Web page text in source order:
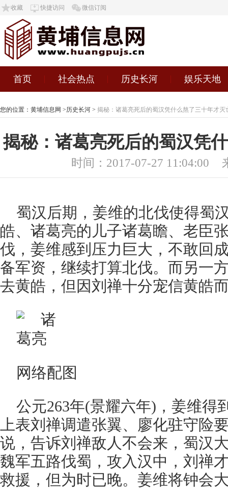
收藏 快捷访问 微信订阅
首页 社会热点 历史长河 娱乐天地
您的位置： 黄埔信息网 >历史长河 > 揭秘：诸葛亮死后的蜀汉凭什么熬了三十年才灭
揭秘：诸葛亮死后的蜀汉凭
时间：2017-07-27 11:04:00
蜀汉后期，姜维的北伐使得蜀
皓、诸葛亮的儿子诸葛瞻、老臣
伐，姜维感到压力巨大，不敢回
备军资，继续打算北伐。而另一
去黄皓，但因刘禅十分宠信黄皓
网络配图
公元263年(景耀六年)，姜维得
上表刘禅调遣张翼、廖化驻守险
说，告诉刘禅敌人不会来，蜀汉
魏军五路伐蜀，攻入汉中，刘禅
救援，但为时已晚。姜维将钟会